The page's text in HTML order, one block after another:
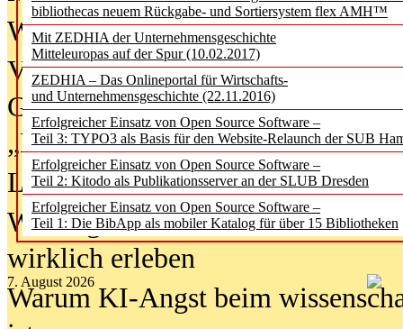
bibliothecas neuem Rückgabe- und Sortiersystem flex AMH™
Mit ZEDHIA der Unternehmensgeschichte
Mitteleuropas auf der Spur (10.02.2017)
ZEDHIA – Das Onlineportal für Wirtschafts-
und Unternehmensgeschichte (22.11.2016)
Erfolgreicher Einsatz von Open Source Software –
Teil 3: TYPO3 als Basis für den Website-Relaunch der SUB
Erfolgreicher Einsatz von Open Source Software –
Teil 2: Kitodo als Publikationsserver an der SLUB Dresden
Erfolgreicher Einsatz von Open Source Software –
Teil 1: Die BibApp als mobiler Katalog für über 15 Bibliotheken
7. August 2026
Wenn Bots katalogisieren
Von Abschlusskleidern bis
Geisterjagd-Ausrüstung in der
„Library of Things“ unterwegs
Lesen als Infrastrukturaufgabe
Wie Jugendliche Social Media
wirklich erleben
Warum KI-Angst beim